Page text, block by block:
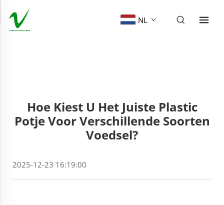
NL
Hoe Kiest U Het Juiste Plastic
Potje Voor Verschillende Soorten
Voedsel?
2025-12-23 16:19:00